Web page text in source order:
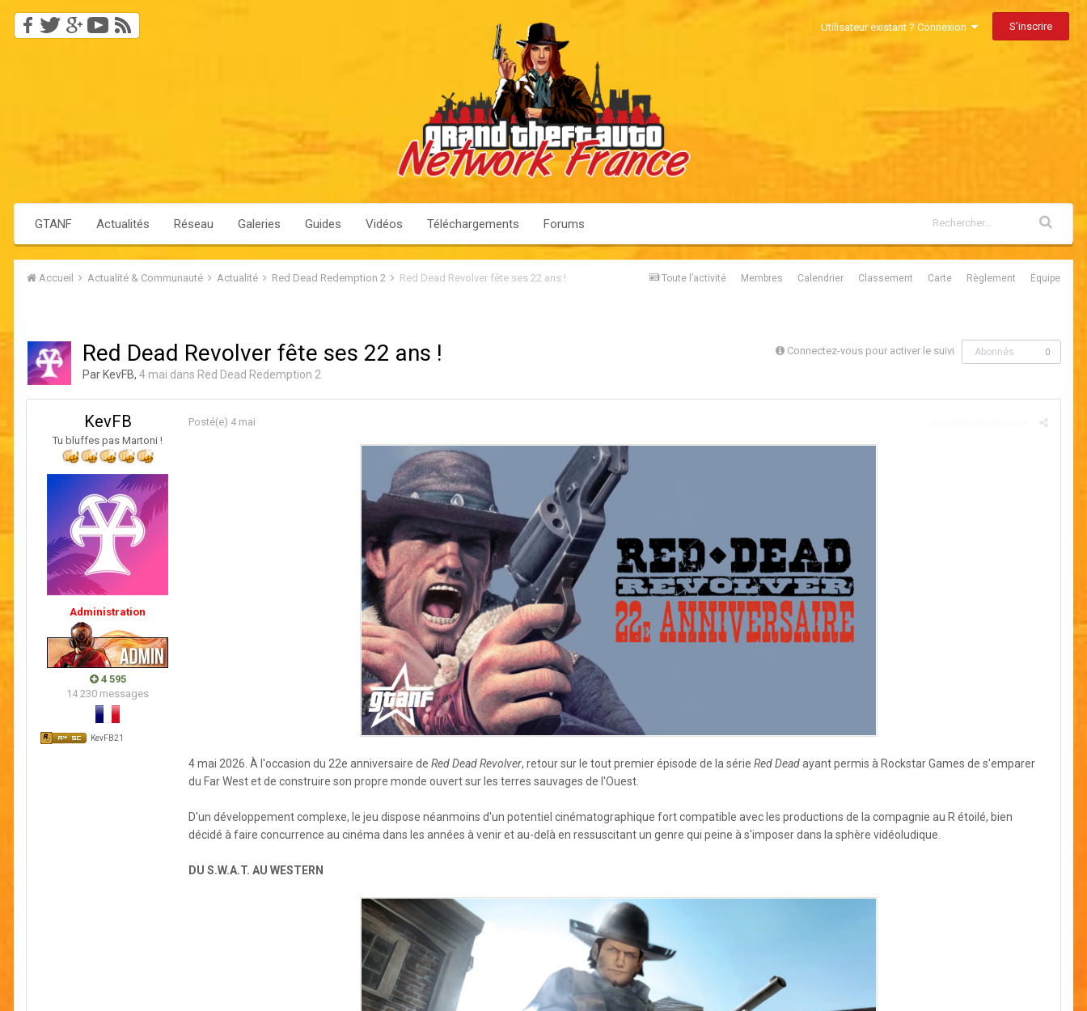
Utilisateur existant ? Connexion S’inscrire
GTANF Actualités Réseau Galeries Guides Vidéos Téléchargements Forums
Toute l’activité Membres Calendrier Classement Carte Règlement Équipe
Accueil Actualité & Communauté Actualité Red Dead Redemption 2 Red Dead Revolver fête ses 22 ans !
Connectez-vous pour activer le suivi Abonnés 0
Red Dead Revolver fête ses 22 ans !
Par KevFB, 4 mai dans Red Dead Redemption 2
KevFB
Tu bluffes pas Martoni !
Administration
4 595
14 230 messages
KevFB21
Posté(e) 4 mai
4 mai 2026. À l'occasion du 22e anniversaire de Red Dead Revolver, retour sur le tout premier épisode de la série Red Deadayant permis à Rockstar Games de s'emparer
du Far West et de construire son propre monde ouvert sur les terres sauvages de l'Ouest.
D'un développement complexe, le jeu dispose néanmoins d'un potentiel cinématographique fort compatible avec les productions de la compagnie au R étoilé, bien
décidé à faire concurrence au cinéma dans les années à venir et au-delà en ressuscitant un genre qui peine à s'imposer dans la sphère vidéoludique.
DU S.W.A.T. AU WESTERN